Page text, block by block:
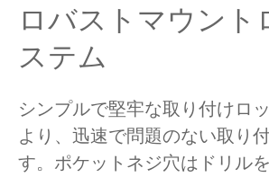
ロバストマウント
ステム
シンプルで堅牢な取り付けロ
より、迅速で問題のない取り
す。ポケットネジ穴はドリル